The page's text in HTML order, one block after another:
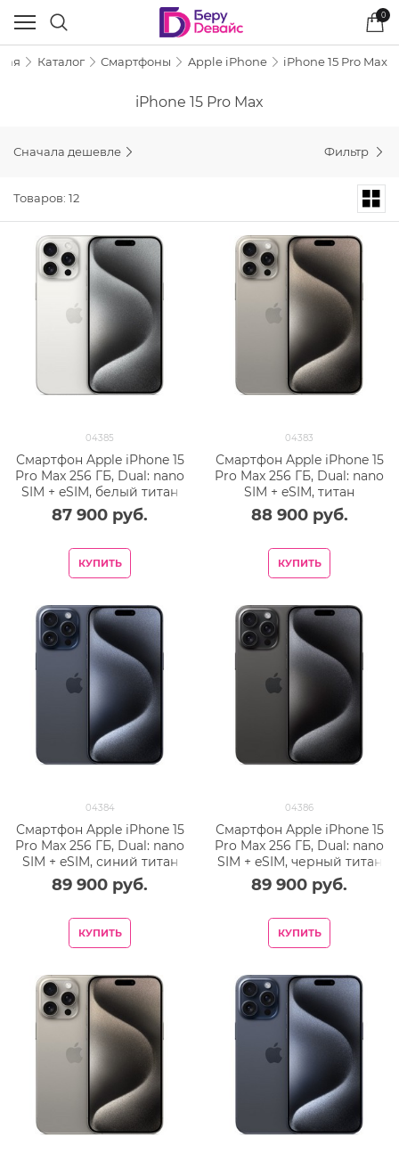
0
Каталог Смартфоны Apple iPhone iPhone 15 Pro Max
iPhone 15 Pro Max
Сначала дешевле Фильтр
Товаров: 12
04385
Смартфон Apple iPhone 15
Pro Max 256 ГБ, Dual: nano
SIM + eSIM, белый титан
87 900 руб.
КУПИТЬ
04383
Смартфон Apple iPhone 15
Pro Max 256 ГБ, Dual: nano
SIM + eSIM, титан
88 900 руб.
КУПИТЬ
04384
Смартфон Apple iPhone 15
Pro Max 256 ГБ, Dual: nano
SIM + eSIM, синий титан
89 900 руб.
КУПИТЬ
04386
Смартфон Apple iPhone 15
Pro Max 256 ГБ, Dual: nano
SIM + eSIM, черный титан
89 900 руб.
КУПИТЬ